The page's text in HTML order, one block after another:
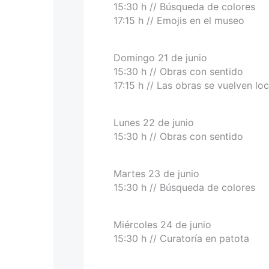
15:30 h // Búsqueda de colores
17:15 h // Emojis en el museo
Domingo 21 de junio
15:30 h // Obras con sentido
17:15 h // Las obras se vuelven
Lunes 22 de junio
15:30 h // Obras con sentido
Martes 23 de junio
15:30 h // Búsqueda de colores
Miércoles 24 de junio
15:30 h // Curatoría en patota